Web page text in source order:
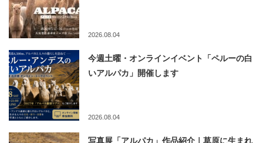
2026.08.04
今週土曜・オンラインイベント「ペルーの白
いアルパカ」開催します
2026.08.04
写真展「アルパカ」作品紹介｜草原に生まれ